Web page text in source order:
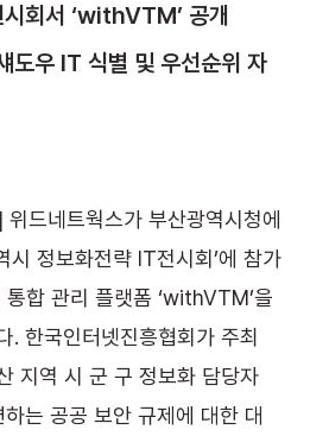
회서 ‘withVTM’ 공개
도우 IT 식별 및 우선순위 자
드네트웍스가 부산광역시청에
시 정보화전략 IT전시회’에 참가
합 관리 플랫폼 ‘withVTM’을
. 한국인터넷진흥협회가 주최
지역 시 군 구 정보화 담당자
는 공공 보안 규제에 대한 대